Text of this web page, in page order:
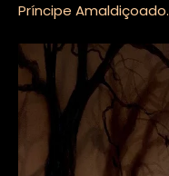
Príncipe Amaldiçoado.